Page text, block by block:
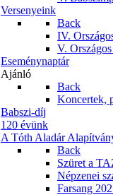
Versenyeink
Back
IV.
V.
Eseménynaptár
Ajánló
Back
Koncertek,
Babszi-díj
120 évünk
A Tóth Aladár
Back
Szüret a
Népzenei
Farsang